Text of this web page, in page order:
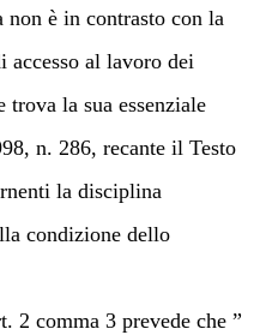
è in contrasto con la
accesso al lavoro dei
la sua essenziale
n. 286, recante il Testo
la disciplina
condizione dello
2 comma 3 prevede che ”